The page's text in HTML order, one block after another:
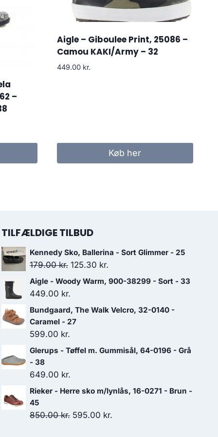
–
Aigle – Giboulee Print, 25086 –
Camou KAKI/Army – 32
449.00 kr.
Køb her
TILFÆLDIGE TILBUD
Kennedy Sko, Ballerina - Sort Glimmer - 25
179.00kr. Den
oprindelige
179.00 kr..
125.30 kr.
aktuelle
125.30 kr..
Aigle - Woody Warm, 900-38299 - Sort - 33
449.00 kr.
Bundgaard, The Walk Velcro, 32-0140 -
Caramel - 27
599.00 kr.
Glerups - Tøffel m. Gummisål, 64-0196 - Grå
- 38
649.00 kr.
Rieker - Herre sko m/lynlås, 16-0271 - Brun -
45
850.00kr. Den
595.00 kr.